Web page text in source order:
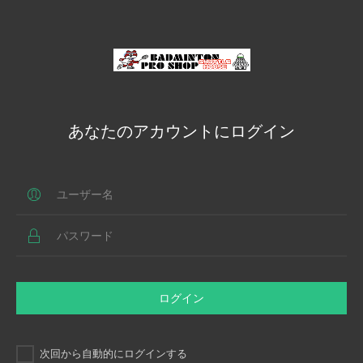
あなたのアカウントにログイン
ログイン
次回から自動的にログインする